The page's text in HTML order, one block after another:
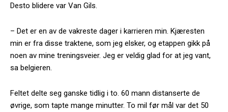
Desto blidere var Van Gils.
– Det er en av de vakreste dager i karrieren min. Kjæresten
min er fra disse traktene, som jeg elsker, og etappen gikk på
noen av mine treningsveier. Jeg er veldig glad for at jeg vant,
sa belgieren.
Feltet delte seg ganske tidlig i to. 60 mann distanserte de
øvrige, som tapte mange minutter. To mil før mål var det 50